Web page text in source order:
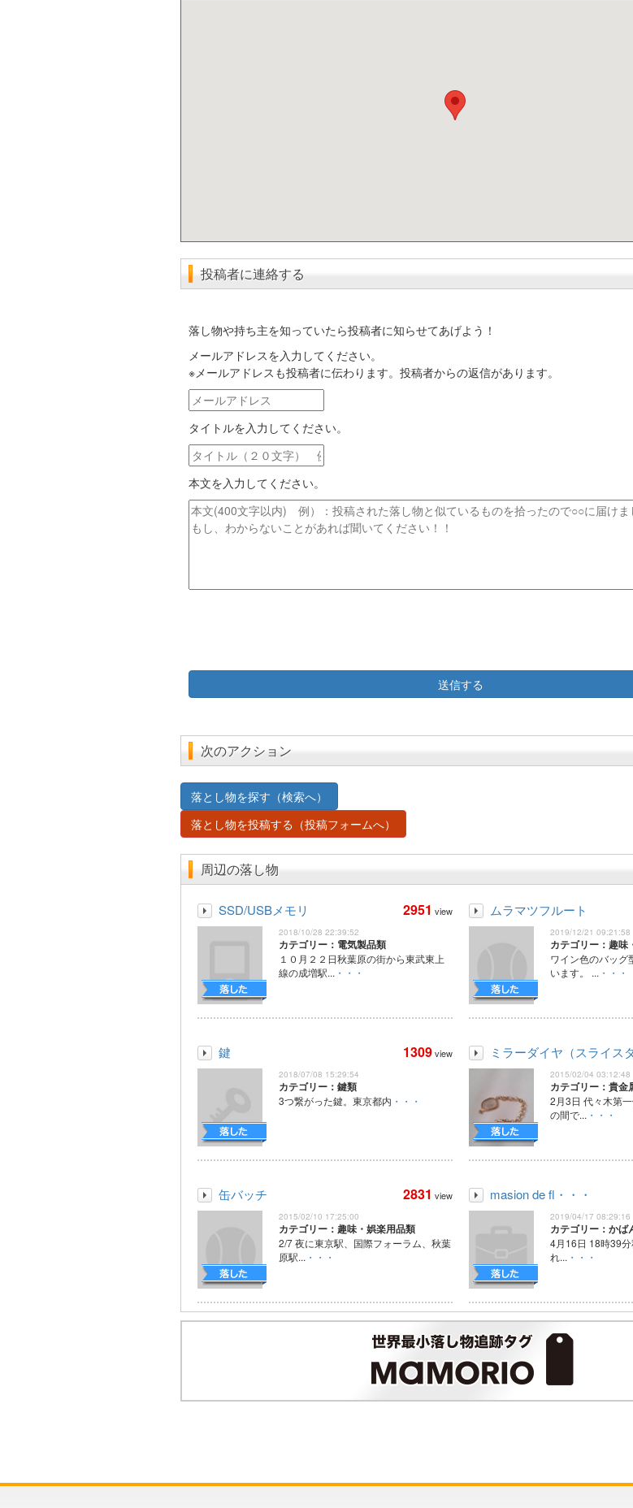
投稿者に連絡する
落し物や持ち主を知っていたら投稿者に知らせてあげよう！
メールアドレスを入力してください。
※メールアドレスも投稿者に伝わります。投稿者からの返信があります。
メ
ー
ル
ア
ド
レ
ス
タイトルを入力してください。
タ
イ
ト
ル
本文を入力してください。
本
文
次のアクション
落とし物を探す（検索へ）
落とし物を投稿する（投稿フォームへ）
周辺の落し物
SSD/USBメモリ 2951 view
2018/10/28 22:39:52
カテゴリー：電気製品類
１０月２２日秋葉原の街から東武東上
線の成増駅... ・・・
ムラマツフルート
2019/12/21 09:21:58
カテゴリー：趣味
ワイン色のバッグ
います。 ... ・・・
鍵 1309view
2018/07/08 15:29:54
カテゴリー：鍵類
3つ繋がった鍵。東京都内 ・・・
ミラーダイヤ（スライス
2015/02/04 03:12:48
カテゴリー：貴金
2月3日 代々木第
の間で... ・・・
缶バッチ 2831 view
2015/02/10 17:25:00
カテゴリー：趣味・娯楽用品類
2/7 夜に東京駅、国際フォーラム、秋葉
原駅... ・・・
masion de fl・・・
2019/04/17 08:29:16
カテゴリー：かば
4月16日 18時39
れ... ・・・